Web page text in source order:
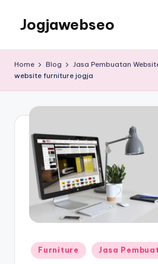
Jogjawebseo
Home Blog Jasa Pembuatan
website furniture jogja
Furniture Jasa